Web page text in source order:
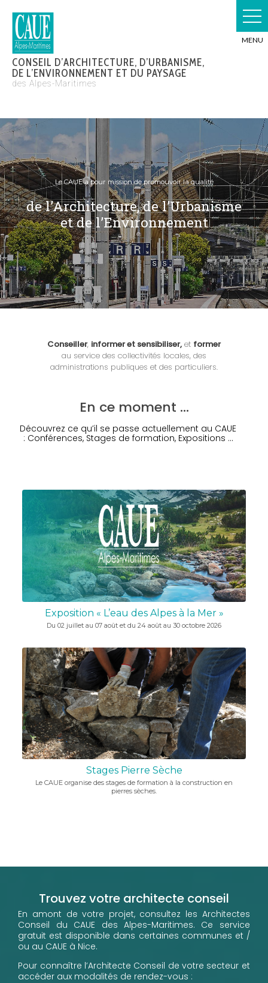
Skip
content
CONSEIL D’ARCHITECTURE, D’URBANISME,
DE L’ENVIRONNEMENT ET DU PAYSAGE
des Alpes-Maritimes
Conseiller, informer et sensibiliser, et former
au service des collectivités locales, des
administrations publiques et des particuliers.
En ce moment …
Découvrez ce qu’il se passe actuellement au CAUE
: Conférences, Stages de formation, Expositions …
Exposition « L’eau des Alpes à la Mer »
Du 02 juillet au 07 août et du 24 août au 30 octobre 2026
Stages Pierre Sèche
Le CAUE organise des stages de formation à la construction en
pierres sèches.
Trouvez votre architecte conseil
En amont de votre projet, consultez les Architectes
Conseil du CAUE des Alpes-Maritimes. Ce service
gratuit est disponible dans certaines communes et /
ou au CAUE à Nice.
Pour connaître l’Architecte Conseil de votre secteur et
accéder aux modalités de rendez-vous :